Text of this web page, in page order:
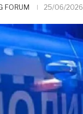
FORUM 25/06/2026